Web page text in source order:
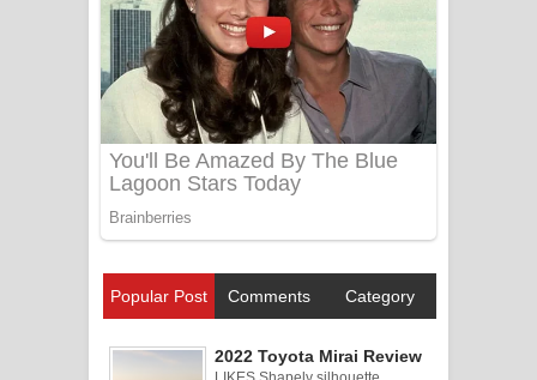
Popular Post Comments Category
2022 Toyota Mirai Review
LIKES Shapely silhouette